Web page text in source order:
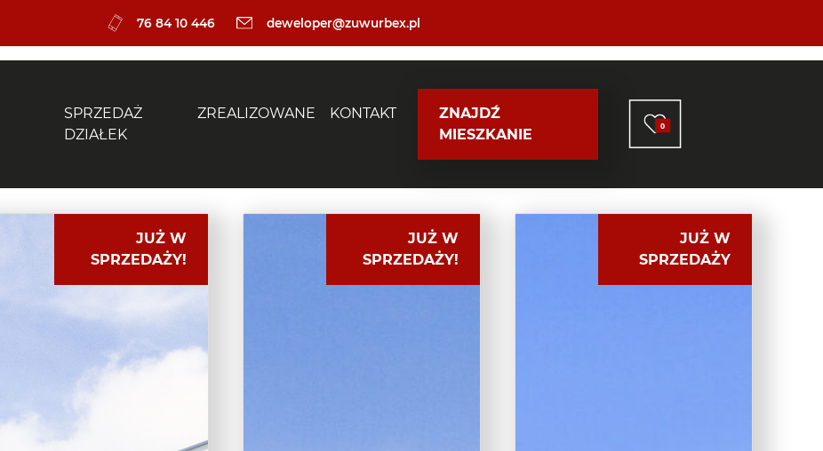
76 84 10 446 deweloper@zuwurbex.pl
SPRZEDAŻ
DZIAŁEK
ZREALIZOWANE KONTAKT
ZNAJDŹ
MIESZKANIE
0
JUŻ W
SPRZEDAŻY!
JUŻ W
SPRZEDAŻY!
JUŻ W
SPRZEDAŻY